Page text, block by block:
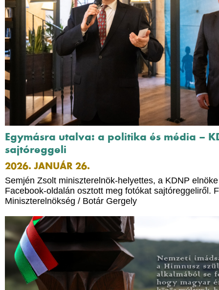
Egymásra utalva: a politika és média –
sajtóreggeli
2026. JANUÁR 26.
Semjén Zsolt miniszterelnök-helyettes, a KDNP
Facebook-oldalán osztott meg fotókat sajtóreggeliről.
Miniszterelnökség / Botár Gergely